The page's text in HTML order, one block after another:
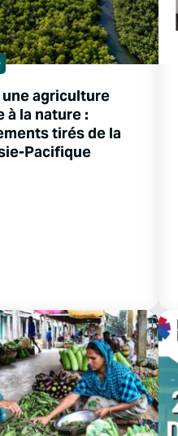
une agriculture
à la nature :
tirés de la
Pacifique